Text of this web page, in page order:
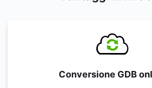
Conversione GDB